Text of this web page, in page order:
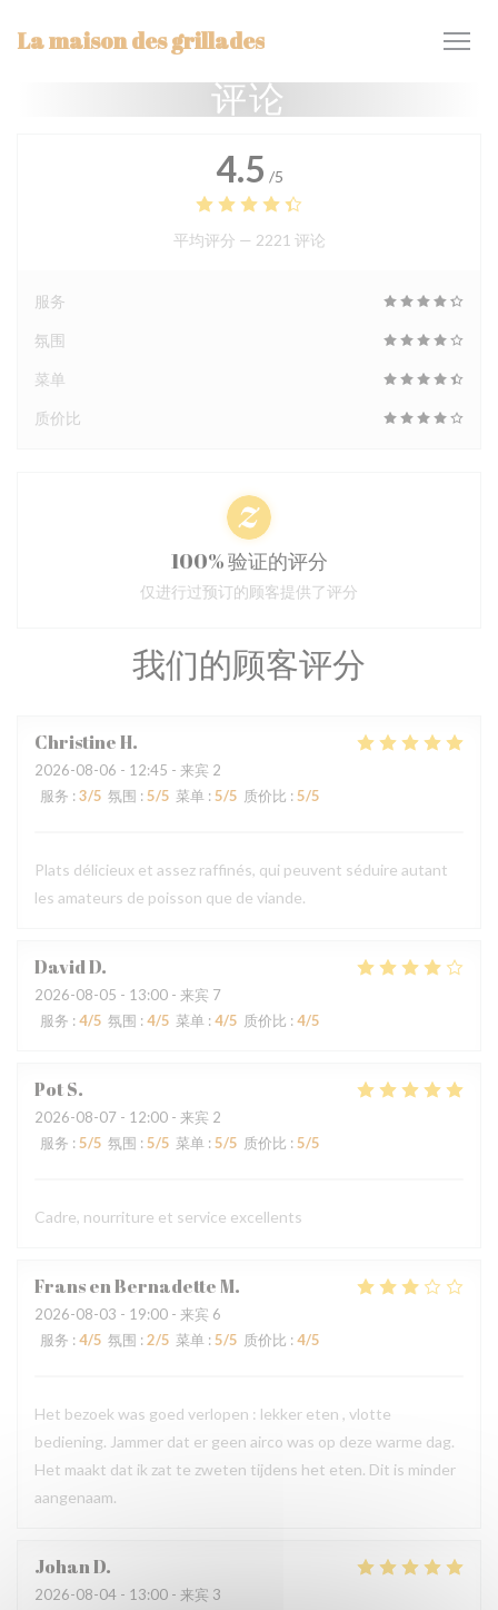
La maison des grillades
评论
我们的顾客评分
ChristineH
2026-08-06 - 12:45 - 来宾 2
服务 : 3/5 氛围 : 5/5 菜单 : 5/5 质价比 : 5/5
Plats délicieux et assez raffinés, qui peuvent séduire autant
les amateurs de poisson que de viande.
DavidD
2026-08-05 - 13:00 - 来宾 7
服务 : 4/5 氛围 : 4/5 菜单 : 4/5 质价比 : 4/5
PotS
2026-08-07 - 12:00 - 来宾 2
服务 : 5/5 氛围 : 5/5 菜单 : 5/5 质价比 : 5/5
Cadre, nourriture et service excellents
Frans en BernadetteM
2026-08-03 - 19:00 - 来宾 6
服务 : 4/5 氛围 : 2/5 菜单 : 5/5 质价比 : 4/5
Het bezoek was goed verlopen : lekker eten , vlotte
bediening. Jammer dat er geen airco was op deze warme dag.
Het maakt dat ik zat te zweten tijdens het eten. Dit is minder
aangenaam.
JohanD
2026-08-04 - 13:00 - 来宾 3
4.5 /5
平均评分 — 2221 评论
服务
氛围
菜单
质价比
100% 验证的评分
仅进行过预订的顾客提供了评分